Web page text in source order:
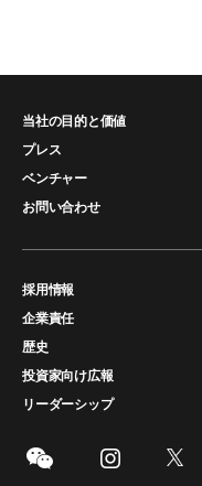
当社の目的と価値
プレス
ベンチャー
お問い合わせ
採用情報
企業責任
歴史
投資家向け広報
リーダーシップ